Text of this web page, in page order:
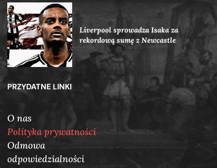
Liverpool sprowadza Isaka za
rekordową sumę z Newcastle
PRZYDATNE LINKI
O nas
Polityka prywatności
Odmowa
odpowiedzialności